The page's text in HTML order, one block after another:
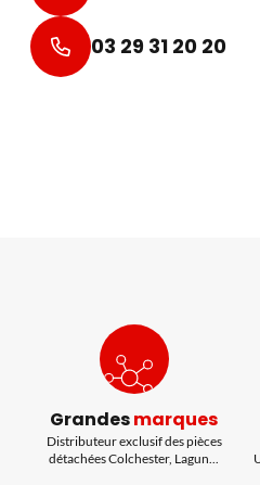
03 29 31 20 20
Grandesmarques
Distributeur exclusif des pièces
détachées Colchester, Lagun...